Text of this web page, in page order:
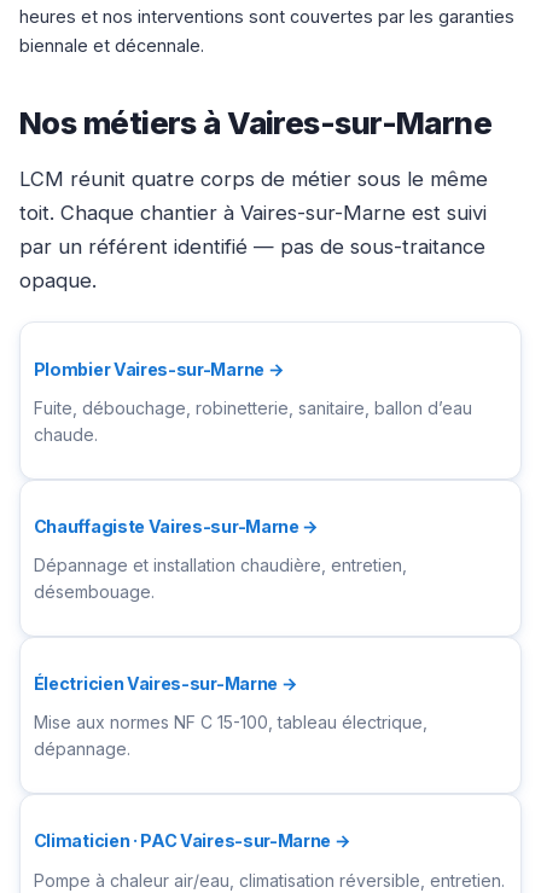
heures et nos interventions sont couvertes par les garanties
biennale et décennale.
Nos métiers à Vaires-sur-Marne
LCM réunit quatre corps de métier sous le même
toit. Chaque chantier à Vaires-sur-Marne est suivi
par un référent identifié — pas de sous-traitance
opaque.
Plombier Vaires-sur-Marne →
Fuite, débouchage, robinetterie, sanitaire, ballon d’eau
chaude.
Chauffagiste Vaires-sur-Marne →
Dépannage et installation chaudière, entretien,
désembouage.
Électricien Vaires-sur-Marne →
Mise aux normes NF C 15-100, tableau électrique,
dépannage.
Climaticien · PAC Vaires-sur-Marne →
Pompe à chaleur air/eau, climatisation réversible, entretien.